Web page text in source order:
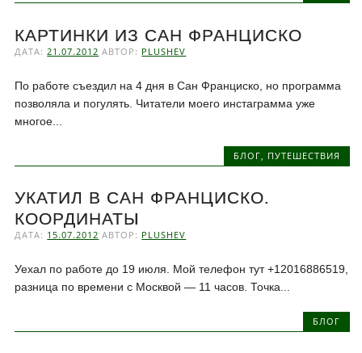
КАРТИНКИ ИЗ САН ФРАНЦИСКО
ДАТА: 21.07.2012 АВТОР: PLUSHEV
По работе съездил на 4 дня в Сан Франциско, но программа
позволяла и погулять. Читатели моего инстаграмма уже
многое...
БЛОГ ПУТЕШЕСТВИЯ
УКАТИЛ В САН ФРАНЦИСКО.
КООРДИНАТЫ
ДАТА: 15.07.2012 АВТОР: PLUSHEV
Уехал по работе до 19 июля. Мой телефон тут +12016886519,
разница по времени с Москвой — 11 часов. Точка...
БЛОГ